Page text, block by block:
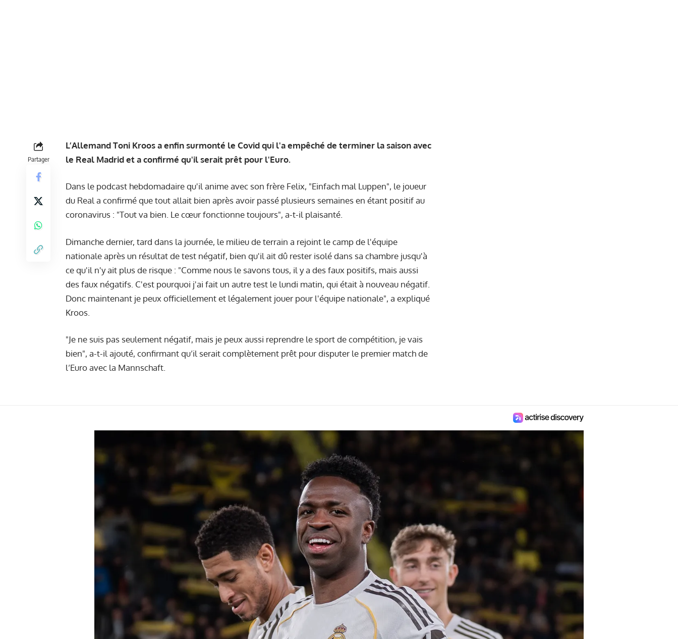
Partager
L’Allemand Toni Kroos a enfin surmonté le Covid qui l'a empêché de terminer la saison avec
le Real Madrid et a confirmé qu'il serait prêt pour l'Euro.
Dans le podcast hebdomadairequ'il anime avec son frère Felix, "Einfach mal Luppen", le joueur
du Real a confirmé que tout allait bien après avoir passé plusieurs semaines en étant positif au
coronavirus : "Tout va bien. Le cœur fonctionne toujours", a-t-il plaisanté.
Dimanche dernier, tard dans la journée, le milieu de terrain a rejoint le camp de l'équipe
nationale après un résultat de test négatif, bien qu'il ait dû rester isolé dans sa chambre jusqu'à
ce qu'il n'y ait plus de risque : "Comme nous le savons tous, il y a des faux positifs, mais aussi
des faux négatifs. C'est pourquoi j'ai fait un autre test le lundi matin, qui était à nouveau négatif.
Donc maintenant je peux officiellement et légalement jouer pour l'équipe nationale", a expliqué
Kroos.
"Je ne suis pas seulement négatif, mais je peux aussi reprendre le sport de compétition, je vais
bien", a-t-il ajouté, confirmant qu’il serait complètement prêt pour disputer le premier match de
l’Euro avec la Mannschaft.